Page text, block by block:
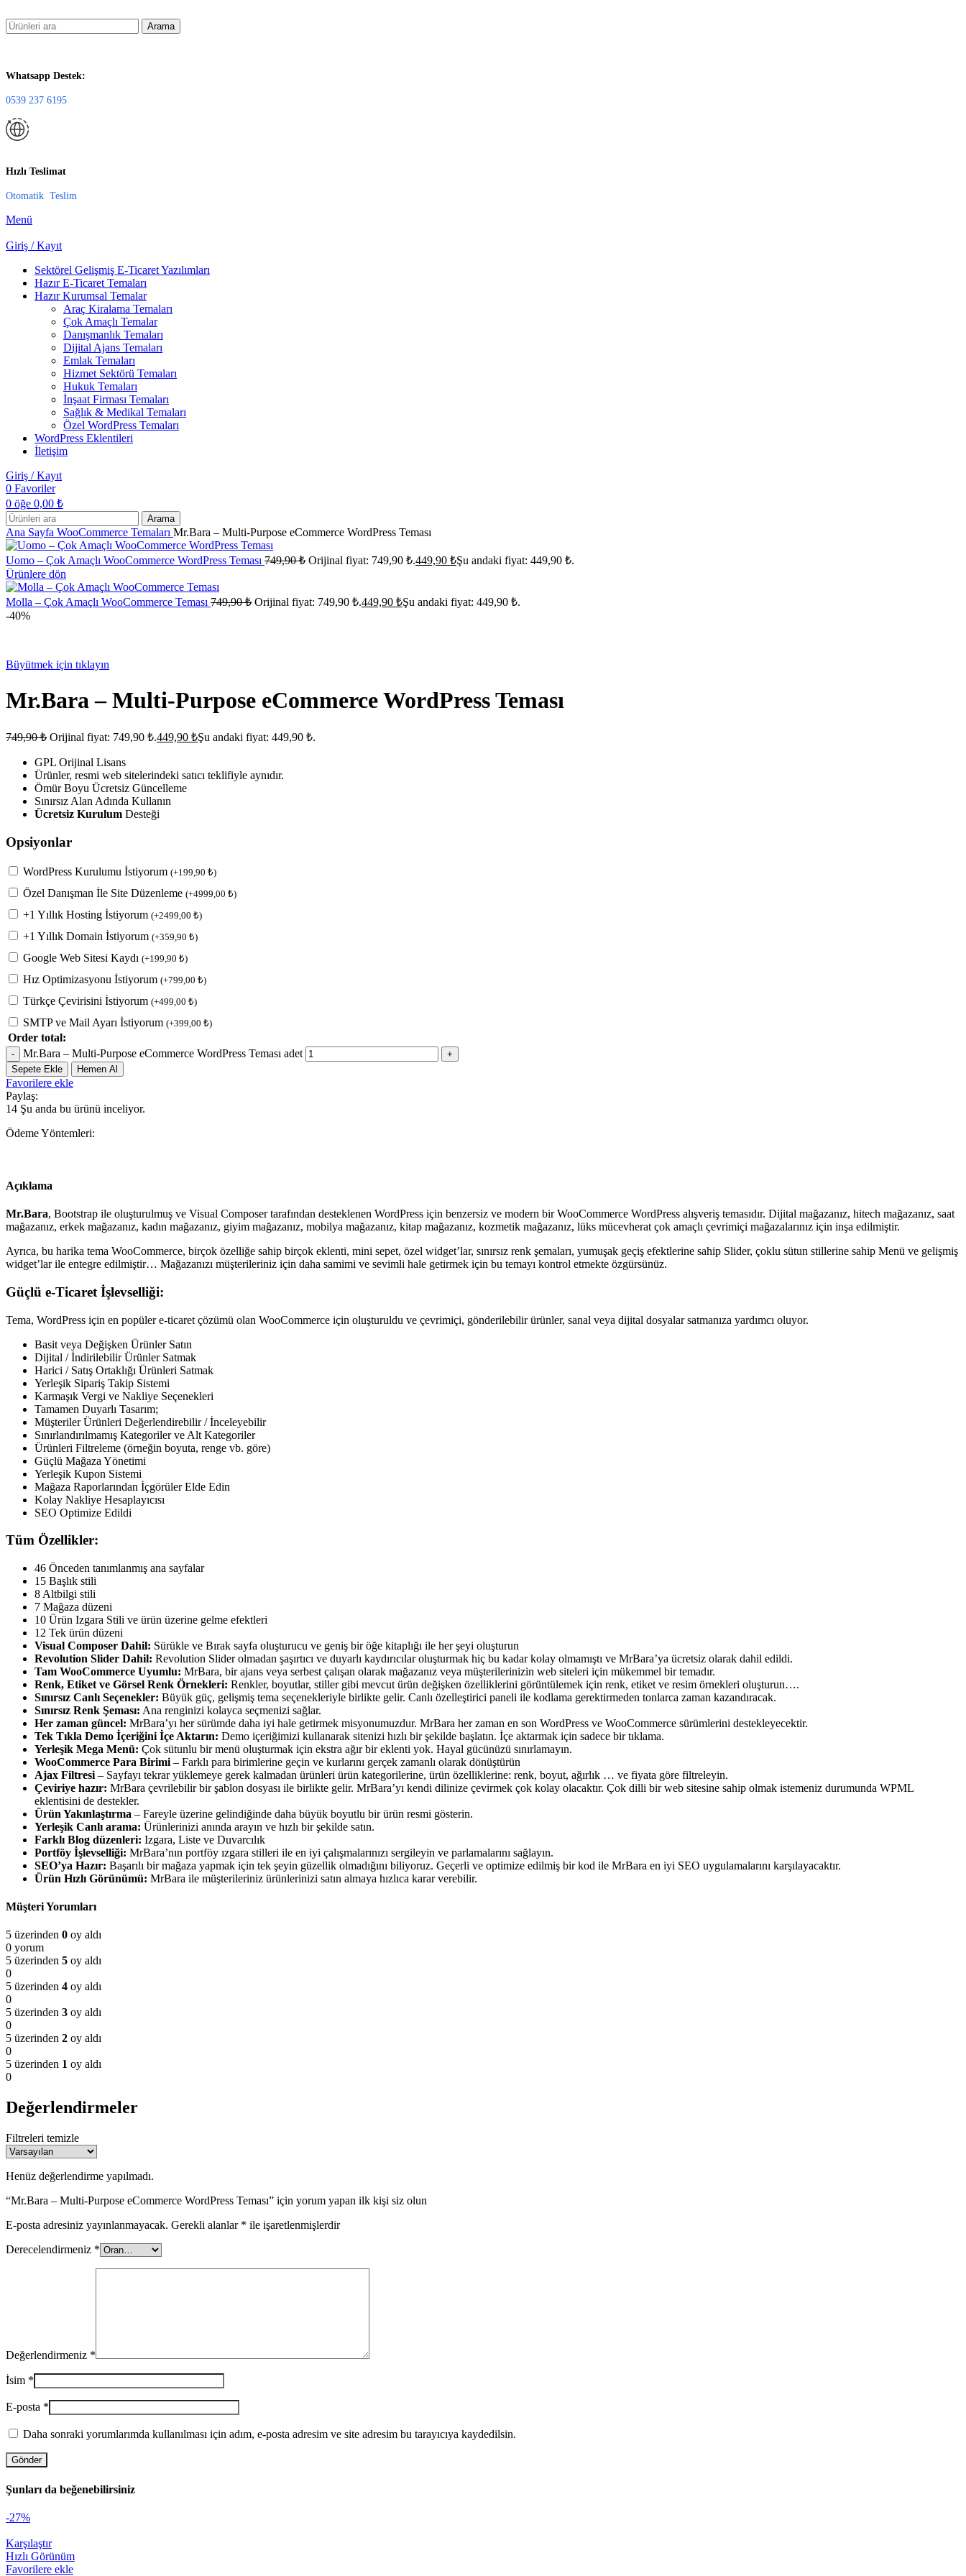
Arama
Whatsapp Destek:
0539 237 6195
Hızlı Teslimat
Otomatik Teslim
Menü
Giriş / Kayıt
Sektörel Gelişmiş E-Ticaret Yazılımları
Hazır E-Ticaret Temaları
Hazır Kurumsal Temalar
Araç Kiralama Temaları
Çok Amaçlı Temalar
Danışmanlık Temaları
Dijital Ajans Temaları
Emlak Temaları
Hizmet Sektörü Temaları
Hukuk Temaları
İnşaat Firması Temaları
Sağlık & Medikal Temaları
Özel WordPress Temaları
WordPress Eklentileri
İletişim
Giriş / Kayıt
0 Favoriler
0 öğe 0,00 ₺
Arama
Ana Sayfa WooCommerce Temaları Mr.Bara – Multi-Purpose eCommerce WordPress Teması
Uomo – Çok Amaçlı WooCommerce WordPress Teması 749,90₺ Orijinal fiyat: 749,90 ₺.449,90 ₺Şu andaki fiyat: 449,90 ₺.
Ürünlere dön
Molla – Çok Amaçlı WooCommerce Teması 749,90₺ Orijinal fiyat: 749,90 ₺.449,90 ₺Şu andaki fiyat: 449,90 ₺.
-40%
Büyütmek için tıklayın
Mr.Bara – Multi-Purpose eCommerce WordPress Teması
749,90₺ Orijinal fiyat: 749,90 ₺.449,90 ₺Şu andaki fiyat: 449,90 ₺.
GPL Orijinal Lisans
Ürünler, resmi web sitelerindeki satıcı teklifiyle aynıdır.
Ömür Boyu Ücretsiz Güncelleme
Sınırsız Alan Adında Kullanın
Ücretsiz Kurulum Desteği
Opsiyonlar
WordPress Kurulumu İstiyorum (+199,90 ₺)
Özel Danışman İle Site Düzenleme (+4999,00 ₺)
+1 Yıllık Hosting İstiyorum (+2499,00 ₺)
+1 Yıllık Domain İstiyorum (+359,90 ₺)
Google Web Sitesi Kaydı (+199,90 ₺)
Hız Optimizasyonu İstiyorum (+799,00 ₺)
Türkçe Çevirisini İstiyorum (+499,00 ₺)
SMTP ve Mail Ayarı İstiyorum (+399,00 ₺)
Order total:
Mr.Bara – Multi-Purpose eCommerce WordPress Teması adet
Sepete Ekle Hemen Al
Favorilere ekle
Paylaş:
14 Şu anda bu ürünü inceliyor.
Ödeme Yöntemleri:
Açıklama
Mr.Bara, Bootstrap ile oluşturulmuş ve Visual Composer tarafından desteklenen WordPress için benzersiz ve modern bir WooCommerce WordPress alışveriş temasıdır. Dijital mağazanız, hitech mağazanız, saat
mağazanız, erkek mağazanız, kadın mağazanız, giyim mağazanız, mobilya mağazanız, kitap mağazanız, kozmetik mağazanız, lüks mücevherat çok amaçlı çevrimiçi mağazalarınız için inşa edilmiştir.
Ayrıca, bu harika tema WooCommerce, birçok özelliğe sahip birçok eklenti, mini sepet, özel widget’lar, sınırsız renk şemaları, yumuşak geçiş efektlerine sahip Slider, çoklu sütun stillerine sahip Menü ve gelişmiş
widget’lar ile entegre edilmiştir… Mağazanızı müşterileriniz için daha samimi ve sevimli hale getirmek için bu temayı kontrol etmekte özgürsünüz.
Güçlü e-Ticaret İşlevselliği:
Tema, WordPress için en popüler e-ticaret çözümü olan WooCommerce için oluşturuldu ve çevrimiçi, gönderilebilir ürünler, sanal veya dijital dosyalar satmanıza yardımcı oluyor.
Basit veya Değişken Ürünler Satın
Dijital / İndirilebilir Ürünler Satmak
Harici / Satış Ortaklığı Ürünleri Satmak
Yerleşik Sipariş Takip Sistemi
Karmaşık Vergi ve Nakliye Seçenekleri
Tamamen Duyarlı Tasarım;
Müşteriler Ürünleri Değerlendirebilir / İnceleyebilir
Sınırlandırılmamış Kategoriler ve Alt Kategoriler
Ürünleri Filtreleme (örneğin boyuta, renge vb. göre)
Güçlü Mağaza Yönetimi
Yerleşik Kupon Sistemi
Mağaza Raporlarından İçgörüler Elde Edin
Kolay Nakliye Hesaplayıcısı
SEO Optimize Edildi
Tüm Özellikler:
46 Önceden tanımlanmış ana sayfalar
15 Başlık stili
8 Altbilgi stili
7 Mağaza düzeni
10 Ürün Izgara Stili ve ürün üzerine gelme efektleri
12 Tek ürün düzeni
Visual Composer Dahil: Sürükle ve Bırak sayfa oluşturucu ve geniş bir öğe kitaplığı ile her şeyi oluşturun
Revolution Slider Dahil: Revolution Slider olmadan şaşırtıcı ve duyarlı kaydırıcılar oluşturmak hiç bu kadar kolay olmamıştı ve MrBara’ya ücretsiz olarak dahil edildi.
Tam WooCommerce Uyumlu: MrBara, bir ajans veya serbest çalışan olarak mağazanız veya müşterilerinizin web siteleri için mükemmel bir temadır.
Renk, Etiket ve Görsel Renk Örnekleri: Renkler, boyutlar, stiller gibi mevcut ürün değişken özelliklerini görüntülemek için renk, etiket ve resim örnekleri oluşturun….
Sınırsız Canlı Seçenekler: Büyük güç, gelişmiş tema seçenekleriyle birlikte gelir. Canlı özelleştirici paneli ile kodlama gerektirmeden tonlarca zaman kazandıracak.
Sınırsız Renk Şeması: Ana renginizi kolayca seçmenizi sağlar.
Her zaman güncel: MrBara’yı her sürümde daha iyi hale getirmek misyonumuzdur. MrBara her zaman en son WordPress ve WooCommerce sürümlerini destekleyecektir.
Tek Tıkla Demo İçeriğini İçe Aktarın: Demo içeriğimizi kullanarak sitenizi hızlı bir şekilde başlatın. İçe aktarmak için sadece bir tıklama.
Yerleşik Mega Menü: Çok sütunlu bir menü oluşturmak için ekstra ağır bir eklenti yok. Hayal gücünüzü sınırlamayın.
WooCommerce Para Birimi – Farklı para birimlerine geçin ve kurlarını gerçek zamanlı olarak dönüştürün
Ajax Filtresi – Sayfayı tekrar yüklemeye gerek kalmadan ürünleri ürün kategorilerine, ürün özelliklerine: renk, boyut, ağırlık … ve fiyata göre filtreleyin.
Çeviriye hazır: MrBara çevrilebilir bir şablon dosyası ile birlikte gelir. MrBara’yı kendi dilinize çevirmek çok kolay olacaktır. Çok dilli bir web sitesine sahip olmak istemeniz durumunda WPML
eklentisini de destekler.
Ürün Yakınlaştırma – Fareyle üzerine gelindiğinde daha büyük boyutlu bir ürün resmi gösterin.
Yerleşik Canlı arama: Ürünlerinizi anında arayın ve hızlı bir şekilde satın.
Farklı Blog düzenleri: Izgara, Liste ve Duvarcılık
Portföy İşlevselliği: MrBara’nın portföy ızgara stilleri ile en iyi çalışmalarınızı sergileyin ve parlamalarını sağlayın.
SEO’ya Hazır: Başarılı bir mağaza yapmak için tek şeyin güzellik olmadığını biliyoruz. Geçerli ve optimize edilmiş bir kod ile MrBara en iyi SEO uygulamalarını karşılayacaktır.
Ürün Hızlı Görünümü: MrBara ile müşterileriniz ürünlerinizi satın almaya hızlıca karar verebilir.
Müşteri Yorumları
5 üzerinden 0 oy aldı
0 yorum
5 üzerinden 5 oy aldı
0
5 üzerinden 4 oy aldı
0
5 üzerinden 3 oy aldı
0
5 üzerinden 2 oy aldı
0
5 üzerinden 1 oy aldı
0
Değerlendirmeler
Filtreleri temizle
Henüz değerlendirme yapılmadı.
“Mr.Bara – Multi-Purpose eCommerce WordPress Teması” için yorum yapan ilk kişi siz olun
E-posta adresiniz yayınlanmayacak. Gerekli alanlar * ile işaretlenmişlerdir
Derecelendirmeniz *
Değerlendirmeniz *
İsim *
E-posta *
Daha sonraki yorumlarımda kullanılması için adım, e-posta adresim ve site adresim bu tarayıcıya kaydedilsin.
Şunları da beğenebilirsiniz
-27%
Karşılaştır
Hızlı Görünüm
Favorilere ekle